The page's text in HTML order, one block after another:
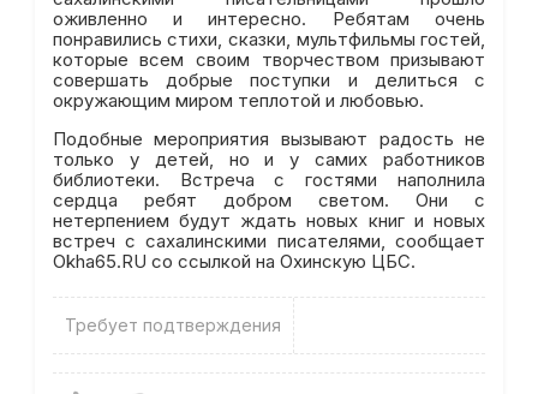
оживленно и интересно. Ребятам очень
понравились стихи, сказки, мультфильмы гостей,
которые всем своим творчеством призывают
совершать добрые поступки и делиться с
окружающим миром теплотой и любовью.
Подобные мероприятия вызывают радость не
только у детей, но и у самих работников
библиотеки. Встреча с гостями наполнила
сердца ребят добром светом. Они с
нетерпением будут ждать новых книг и новых
встреч с сахалинскими писателями, сообщает
Okha65.RU со ссылкой на Охинскую ЦБС.
Требует подтверждения